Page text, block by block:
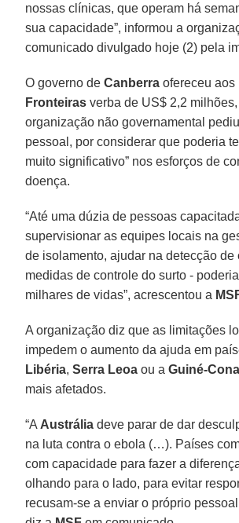
nossas clínicas, que operam há
sua capacidade”, informou a
comunicado divulgado hoje (2) pela
O governo deCanberra ofereceu aos
Fronteiras verba de US$ 2,2
organização não governamental
pessoal, por considerar que poderia
muito significativo” nos esforços de
doença.
“Até uma dúzia de pessoas
supervisionar as equipes locais na
de isolamento, ajudar na detecção de
medidas de controle do surto -
milhares de vidas”, acrescentou a
A organização diz que as limitações
impedem o aumento da ajuda em
Libéria,Serra Leoa ou aGuiné-
mais afetados.
“A Austrália deve parar de dar
na luta contra o ebola (…). Países
com capacidade para fazer a
olhando para o lado, para evitar
recusam-se a enviar o próprio